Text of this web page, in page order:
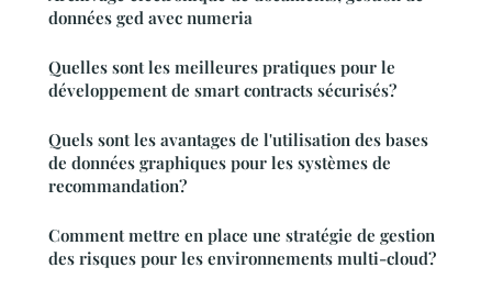
données ged avec numeria
Quelles sont les meilleures pratiques pour le
développement de smart contracts sécurisés?
Quels sont les avantages de l'utilisation des bases
de données graphiques pour les systèmes de
recommandation?
Comment mettre en place une stratégie de gestion
des risques pour les environnements multi-cloud?